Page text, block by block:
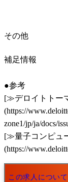
その他
補足情報
●参考
[≫デロイトトー
(https://
zone1/jp/ja/docs/
[≫量子コンピュ
(https://
この求人につい